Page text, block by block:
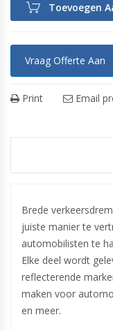
Toevoegen
Vraag Offerte Aan
Print Email
Brede
juiste manier te
automobilisten te
Elke deel wordt
reflecterende
maken voor
en meer.